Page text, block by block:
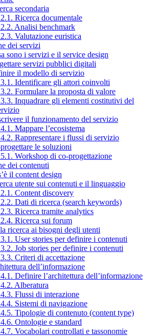
secondaria
Ricerca documentale
Analisi benchmark
Valutazione euristica
dei servizi
sono i servizi e il service design
servizi pubblici digitali
il modello di servizio
Identificare gli attori coinvolti
Formulare la proposta di valore
Inquadrare gli elementi costitutivi del
il funzionamento del servizio
Mappare l’ecosistema
Rappresentare i flussi di servizio
le soluzioni
Workshop di co-progettazione
dei contenuti
il content design
utente sui contenuti e il linguaggio
Content discovery
Dati di ricerca (search keywords)
Ricerca tramite analytics
Ricerca sui forum
ricerca ai bisogni degli utenti
User stories per definire i contenuti
Job stories per definire i contenuti
Criteri di accettazione
dell’informazione
Definire l’architettura dell’informazione
Alberatura
Flussi di interazione
Sistemi di navigazione
Tipologie di contenuto (content type)
Ontologie e standard
Vocabolari controllati e tassonomie